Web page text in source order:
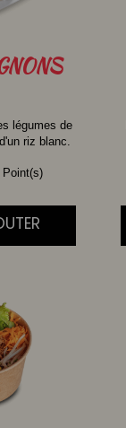
légumes de
riz blanc.
Point(s)